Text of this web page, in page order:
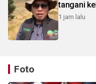
tangani
1 jam lalu
Foto